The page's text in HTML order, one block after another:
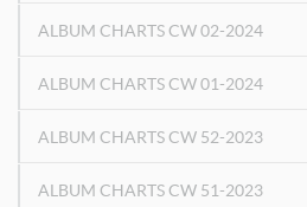
ALBUM CHARTS CW 02-2024
ALBUM CHARTS CW 01-2024
ALBUM CHARTS CW 52-2023
ALBUM CHARTS CW 51-2023